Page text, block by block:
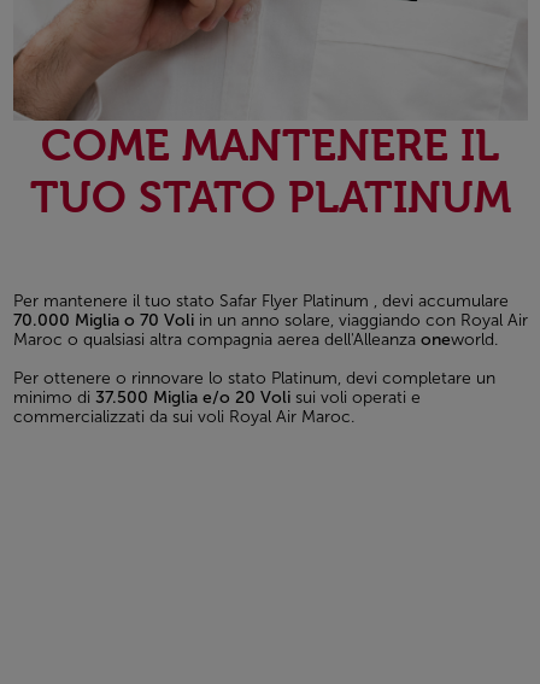
COME MANTENERE IL
TUO STATO PLATINUM
Per mantenere il tuo stato Safar Flyer Platinum , devi accumulare
70.000 Miglia o 70 Voliin un anno solare, viaggiando con Royal Air
Maroc o qualsiasi altra compagnia aerea dell'Alleanza oneworld.
Per ottenere o rinnovare lo stato Platinum, devi completare un
minimo di 37.500 Miglia e/o 20 Volisui voli operati e
commercializzati da sui voli Royal Air Maroc.